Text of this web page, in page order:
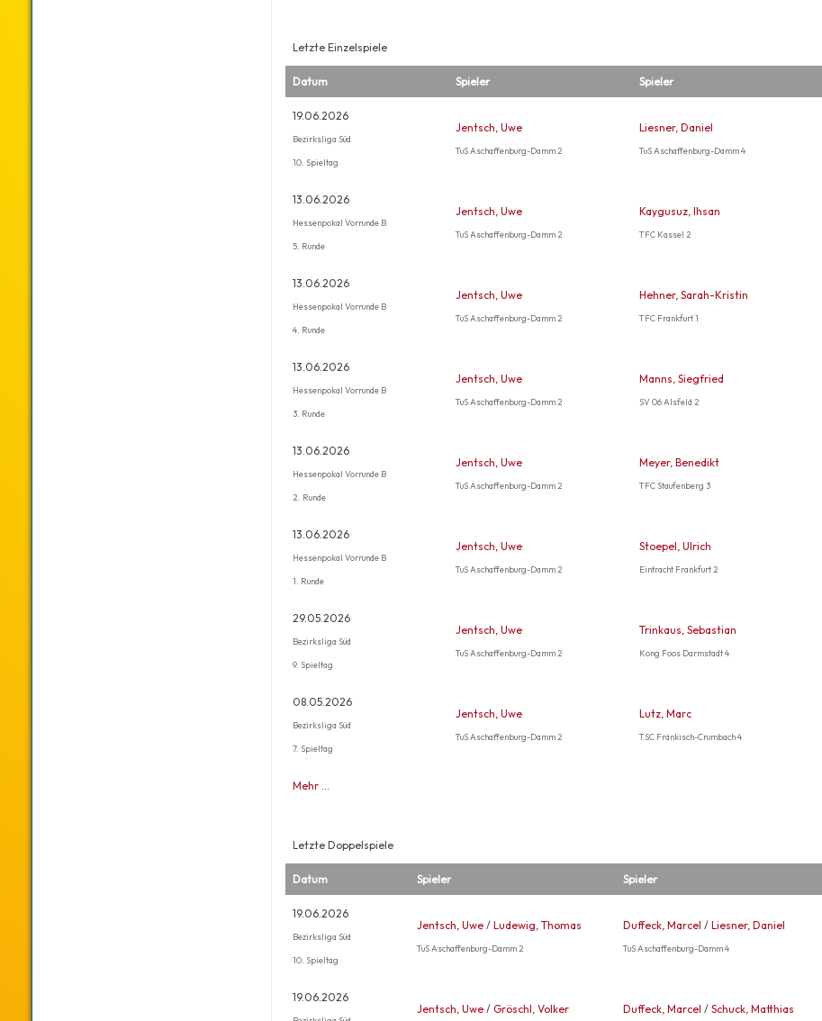
Letzte Einzelspiele
Datum Spieler Spieler
19.06.2026
Bezirksliga Süd
10. Spieltag
Jentsch, Uwe
TuS Aschaffenburg-Damm 2
Liesner, Daniel
TuS Aschaffenburg-Damm 4
13.06.2026
Hessenpokal Vorrunde B
5. Runde
Jentsch, Uwe
TuS Aschaffenburg-Damm 2
Kaygusuz, Ihsan
TFC Kassel 2
13.06.2026
Hessenpokal Vorrunde B
4. Runde
Jentsch, Uwe
TuS Aschaffenburg-Damm 2
Hehner, Sarah-Kristin
TFC Frankfurt 1
13.06.2026
Hessenpokal Vorrunde B
3. Runde
Jentsch, Uwe
TuS Aschaffenburg-Damm 2
Manns, Siegfried
SV 06 Alsfeld 2
13.06.2026
Hessenpokal Vorrunde B
2. Runde
Jentsch, Uwe
TuS Aschaffenburg-Damm 2
Meyer, Benedikt
TFC Staufenberg 3
13.06.2026
Hessenpokal Vorrunde B
1. Runde
Jentsch, Uwe
TuS Aschaffenburg-Damm 2
Stoepel, Ulrich
Eintracht Frankfurt 2
29.05.2026
Bezirksliga Süd
9. Spieltag
Jentsch, Uwe
TuS Aschaffenburg-Damm 2
Trinkaus, Sebastian
Kong Foos Darmstadt 4
08.05.2026
Bezirksliga Süd
7. Spieltag
Jentsch, Uwe
TuS Aschaffenburg-Damm 2
Lutz, Marc
TSC Fränkisch-Crumbach 4
Mehr …
Letzte Doppelspiele
Datum Spieler Spieler
19.06.2026
Bezirksliga Süd
10. Spieltag
Jentsch, Uwe/ Ludewig, Thomas
TuS Aschaffenburg-Damm 2
Duffeck, Marcel / Liesner, Daniel
TuS Aschaffenburg-Damm 4
19.06.2026
Jentsch, Uwe/ Gröschl, Volker Duffeck, Marcel / Schuck, Matthias